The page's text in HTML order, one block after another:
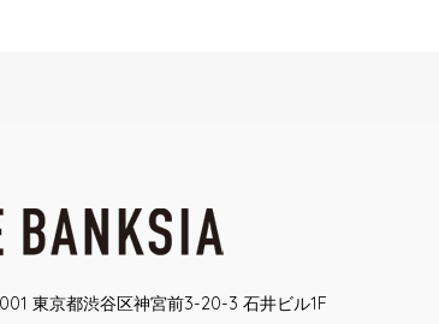
東京都渋谷区神宮前3-20-3 石井ビル1F